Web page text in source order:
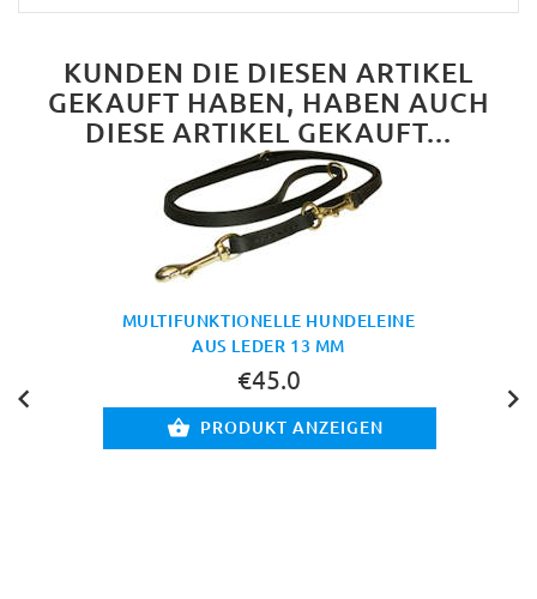
KUNDEN DIE DIESEN ARTIKEL
GEKAUFT HABEN, HABEN AUCH
DIESE ARTIKEL GEKAUFT...
MULTIFUNKTIONELLE HUNDELEINE
AUS LEDER 13 MM
€45.0
PRODUKT ANZEIGEN